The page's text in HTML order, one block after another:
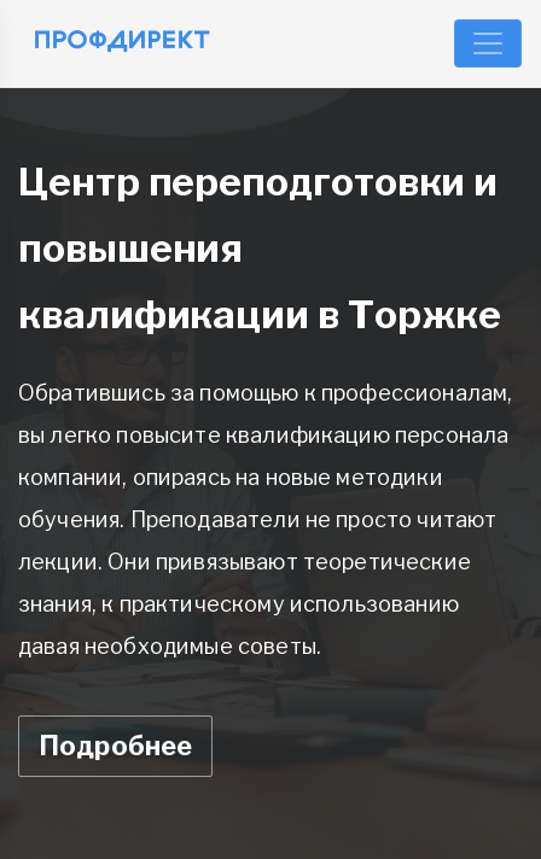
Центр переподготовки и
повышения
квалификации в Торжке
Обратившись за помощью к профессионалам,
вы легко повысите квалификацию персонала
компании, опираясь на новые методики
обучения. Преподаватели не просто читают
лекции. Они привязывают теоретические
знания, к практическому использованию
давая необходимые советы.
Подробнее